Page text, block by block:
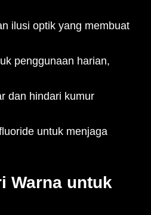
ilusi optik yang membuat
penggunaan harian,
dan hindari kumur
untuk menjaga
Warna untuk